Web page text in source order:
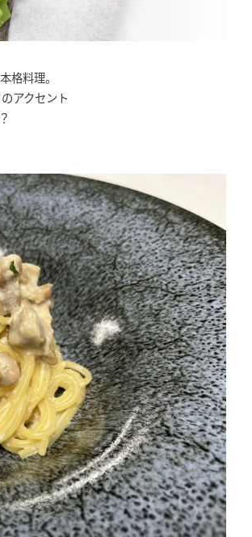
格料理。
アクセント